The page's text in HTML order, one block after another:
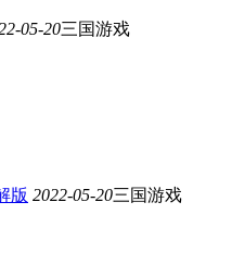
05-20三国游戏
版 2022-05-20三国游戏